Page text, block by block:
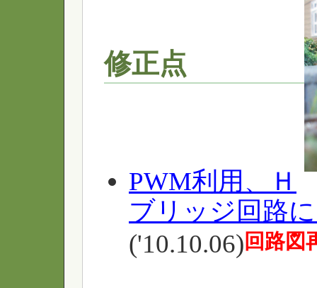
修正点
PWM利用、Ｈ
ブリッジ回路
('10.10.06) 回路図